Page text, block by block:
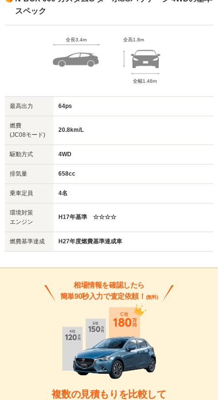
スペック
全長3.4m 全高1.8m
全幅1.48m
最高出力 64ps
燃費
(JC08モード)
20.8km/L
駆動方式 4WD
排気量 658cc
乗車定員 4名
環境対策
エンジン
H17年基準 ☆☆☆☆
燃費基準達成 H27年度燃費基準達成車
相場情報を確認したら
簡単90秒入力で査定依頼！ (無料)
複数の見積もりを比較して